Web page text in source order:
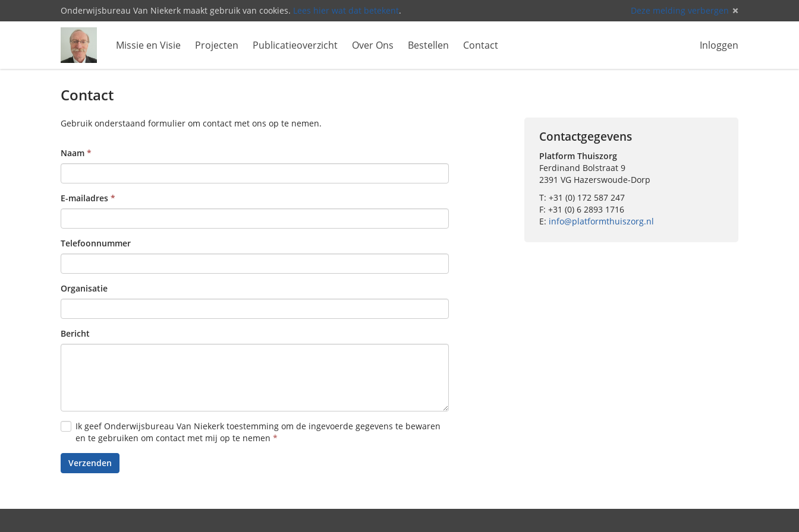
Onderwijsbureau Van Niekerk maakt gebruik van cookies. Lees hier wat dat betekent. Deze melding verbergen
Missie en Visie Projecten Publicatieoverzicht Over Ons Bestellen Contact Inloggen
Contact
Gebruik onderstaand formulier om contact met ons op te nemen.
Naam
E-mailadres
Telefoonnummer
Organisatie
Bericht
Ik geef Onderwijsbureau Van Niekerk toestemming om de ingevoerde gegevens te bewaren
en te gebruiken om contact met mij op te nemen
Verzenden
Contactgegevens
Platform Thuiszorg
Ferdinand Bolstraat 9
2391 VG Hazerswoude-Dorp
T: +31 (0) 172 587 247
F: +31 (0) 6 2893 1716
E: info@platformthuiszorg.nl